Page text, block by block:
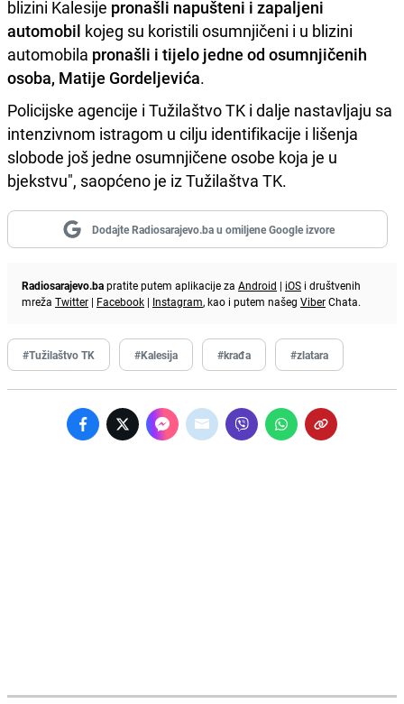
blizini Kalesije pronašli napušteni i zapaljeni
automobil kojeg su koristili osumnjičeni i u blizini
automobila pronašli i tijelo jedne od osumnjičenih
osoba, Matije Gordeljevića.
Policijske agencije i Tužilaštvo TK i dalje nastavljaju sa
intenzivnom istragom u cilju identifikacije i lišenja
slobode još jedne osumnjičene osobe koja je u
bjekstvu", saopćeno je iz Tužilaštva TK.
Dodajte Radiosarajevo.ba u omiljene Google izvore
Radiosarajevo.bapratite putem aplikacije za Android | iOS i društvenih
mreža Twitter | Facebook | Instagram, kao i putem našeg ViberChata.
#Tužilaštvo TK #Kalesija #krađa #zlatara